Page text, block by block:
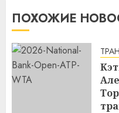
ПОХОЖИЕ